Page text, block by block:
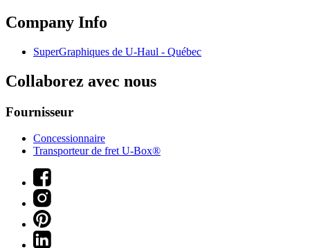
Company Info
SuperGraphiques de U-Haul - Québec
Collaborez avec nous
Fournisseur
Concessionnaire
Transporteur de fret U-Box®